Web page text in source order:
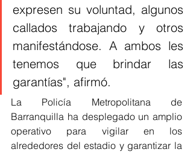
expresen su voluntad, algunos
callados trabajando y otros
manifestándose. A ambos les
tenemos que brindar las
garantías", afirmó.
La Policía Metropolitana de
Barranquilla ha desplegado un amplio
operativo para vigilar en los
alrededores del estadio y garantizar la